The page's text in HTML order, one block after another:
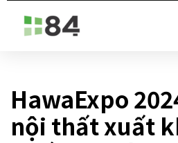
HawaExpo
nội thất xuất